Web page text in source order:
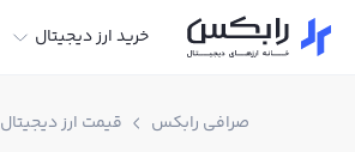
خرید ارز دیجیتال
صرافی رابکس قیمت ارز دیجیتال